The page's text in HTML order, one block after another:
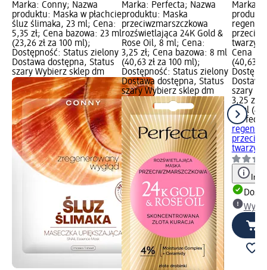
Marka: Conny; Nazwa
produktu: Maska w płachcie
śluz ślimaka, 23 ml; Cena:
5,35 zł; Cena bazowa: 23 ml
(23,26 zł za 100 ml);
Dostępność: Status zielony
Dostawa dostępna, Status
szary Wybierz sklep dm
Marka: Perfecta; Nazwa
produktu: Maska
przeciwzmarszczkowa
rozświetlająca 24K Gold &
Rose Oil, 8 ml; Cena:
3,25 zł; Cena bazowa: 8 ml
(40,63 zł za 100 ml);
Dostępność: Status zielony
Dostawa dostępna, Status
szary Wybierz sklep dm
Marka:
twarzy,
Cena
(40,63
szary
3,25 zł
8 ml
Perfecta
twarzy,